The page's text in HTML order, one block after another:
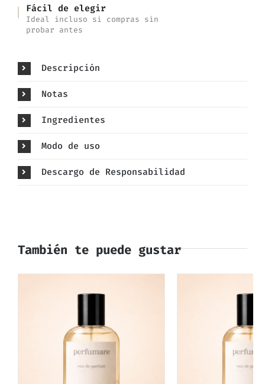
Fácil de elegir
Ideal incluso si compras sin
probar antes
Descripción
Notas
Ingredientes
Modo de uso
Descargo de Responsabilidad
También te puede gustar